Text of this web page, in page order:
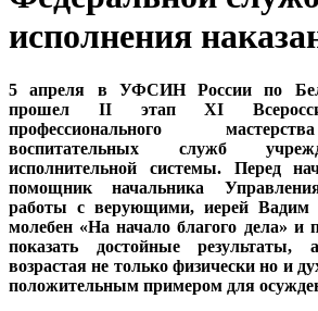
исполнения
5 апреля в УФСИН России по
прошел II этап ХI
профессионального
воспитательных служб
исполнительной системы. Перед
помощник начальника
работы с верующими, иерей Вадим
молебен «На начало благого дела» и
показать достойные
возрастая не только физически но и
положительным примером для